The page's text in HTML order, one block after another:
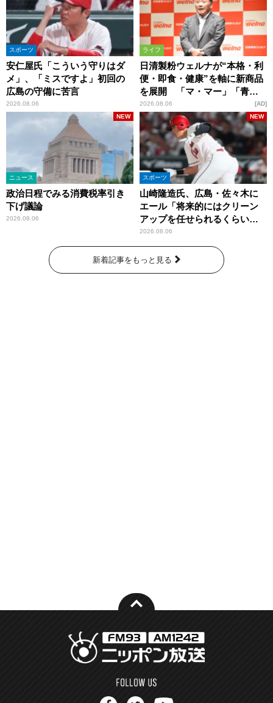
スポーツ
安仁屋氏「こういう守りはダ
メ」、「ミスですよ」初回の
広島の守備に苦言
2026.08.06
ライフ
日清製粉ウェルナが“本格・利
便・即食・健康”を軸に新商品
を展開 「マ・マー」「青の
洞窟」ブランドを強化
2026.08.06 AD
ニュース
政治日程でみる消費税率引き
下げ議論
2026.08.06
NEW
スポーツ
山崎隆造氏、広島・佐々木に
エール「将来的にはクリーン
アップを任せられるくらいま
では成長して」
2026.08.06
NEW
新着記事をもっと見る